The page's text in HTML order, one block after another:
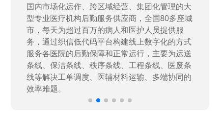
国家“一五”期间156个重点项目之一。属于国家
高新技术企业，在信息化升级建设中，存在大
量“小、散、碎”的信息化需求，需要投入大量人
力资源进行开发，通过引入织信低代码平台，解
决当下遇到的各类业务难题，提升整体的IT研发
效率。